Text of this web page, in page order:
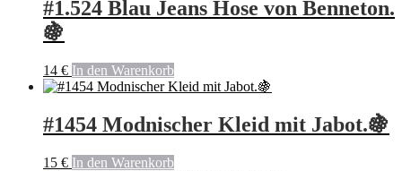
#1.524 Blau Jeans Hose von Benneton.
🍇
14 € In den Warenkorb
#1454 Modnischer Kleid mit Jabot.🍇
15 € In den Warenkorb